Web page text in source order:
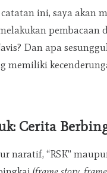
ini, saya akan
pembacaan
Dan apa
memiliki
Cerita
naratif, “RSK”